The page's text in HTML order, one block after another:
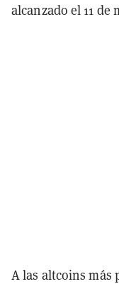
alcanzado el 11 de
A las altcoins más